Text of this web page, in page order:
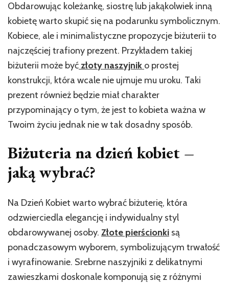
Obdarowując koleżankę, siostrę lub jakąkolwiek inną
kobietę warto skupić się na podarunku symbolicznym.
Kobiece, ale i minimalistyczne propozycje biżuterii to
najczęściej trafiony prezent. Przykładem takiej
biżuterii może byćzłoty naszyjnik o prostej
konstrukcji, która wcale nie ujmuje mu uroku. Taki
prezent również będzie miał charakter
przypominający o tym, że jest to kobieta ważna w
Twoim życiu jednak nie w tak dosadny sposób.
Biżuteria na dzień kobiet –
jaką wybrać?
Na Dzień Kobiet warto wybrać biżuterię, która
odzwierciedla elegancję i indywidualny styl
obdarowywanej osoby. Złote pierścionki są
ponadczasowym wyborem, symbolizującym trwałość
i wyrafinowanie. Srebrne naszyjniki z delikatnymi
zawieszkami doskonale komponują się z różnymi